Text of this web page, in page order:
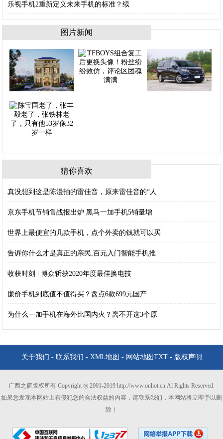
乐视手机2重新定义未来手机的标准？续
图片新闻
猜你喜欢
真没想到这是陈漫拍的雷佳音，原来雷佳音的“人
京东手机节销售战报出炉 黑马一加手机5销量增
世界上最便宜的几款手机，点个外卖的钱就可以买
告诉你什么才是真正的亲民,百元入门智能手机推
收获时刻 | 博众斩获2020年度最佳换电技
廉价手机到底值不值得买？盘点6款699元国产
为什么一加手机在海外比国内火？离不开这3个原
关于我们 - 联系我们 - XML地图 - 网站地图 TXT- 版权声明
广西之窗版权所有 Copyright ◎ 2001-2019 http://www.onhot.cn Al Rights Reserved.
如果您发现本网站上有侵犯您的合法权益的内容，请联系我们，本网站将立即予以删
除！